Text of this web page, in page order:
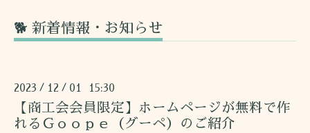
🐕 新着情報・お知らせ
2023 / 12 / 01 15:30
【商工会会員限定】ホームページが無料で作
れるＧｏｏｐｅ（グーペ）のご紹介